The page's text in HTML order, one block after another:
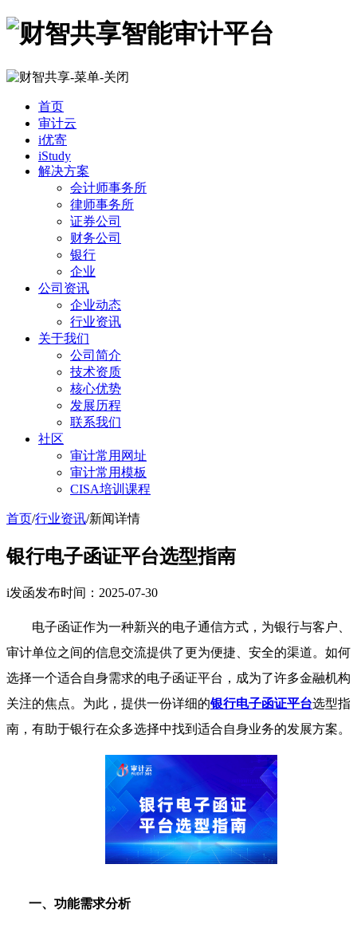
首页
审计云
i优寄
iStudy
解决方案
会计师事务所
律师事务所
证券公司
财务公司
银行
企业
公司资讯
企业动态
行业资讯
关于我们
公司简介
技术资质
核心优势
发展历程
联系我们
社区
审计常用网址
审计常用模板
CISA培训课程
首页/行业资讯/新闻详情
银行电子函证平台选型指南
i发函发布时间：2025-07-30
电子函证作为一种新兴的电子通信方式，为银行与客户、
审计单位之间的信息交流提供了更为便捷、安全的渠道。如何
选择一个适合自身需求的电子函证平台，成为了许多金融机构
关注的焦点。为此，提供一份详细的银行电子函证平台选型指
南，有助于银行在众多选择中找到适合自身业务的发展方案。
一、功能需求分析